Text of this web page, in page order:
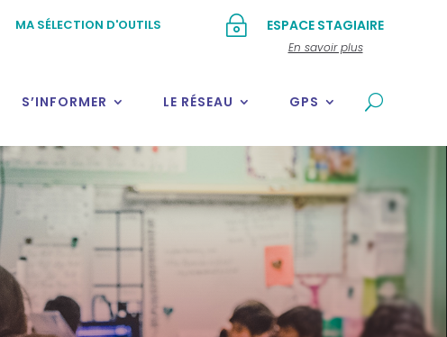
~ ESPACE STAGIAIRE
En savoir plus
MA SÉLECTION D'OUTILS
S’INFORMER LE RÉSEAU GPS